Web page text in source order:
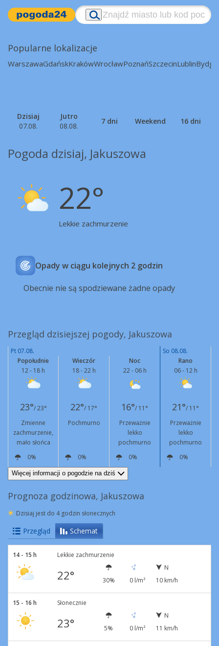
Popularne lokalizacje
WarszawaGdańskKrakówWrocławPoznańSzczecinLublin
Dzisiaj
07.08.
Jutro
08.08.
7 dni Weekend 16 dni
Pogoda dzisiaj, Jakuszowa
22°
Lekkie zachmurzenie
Opady w ciągu kolejnych 2 godzin
Obecnie nie są spodziewane żadne opady
Przegląd dzisiejszej pogody, Jakuszowa
Pt 07.08.
So 08.08.
Popołudnie
12 - 18 h
Wieczór
18 - 22 h
Noc
22 - 06 h
Rano
06 - 12 h
23°/ 23° 22°/ 17° 16°/ 11° 21°/ 11°
Zmienne
zachmurzenie,
mało słońca
Pochmurno
Przeważnie
lekko
pochmurno
Przeważnie
lekko
pochmurno
0%
0% 0%
0%
N
10 km/h N
8 km/h
Więcej informacji o pogodzie na dziś
Prognoza godzinowa, Jakuszowa
Dzisiaj jest do 4 godzin słonecznych
Przegląd Schemat
14 - 15 h Lekkie zachmurzenie
22° 30% 0 l/m²
N
10 km/h
15 - 16 h Słonecznie
23° 5% 0 l/m²
N
11 km/h